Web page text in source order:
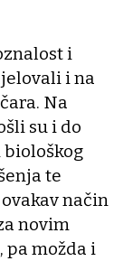
i
i na
Na
su i do
biološkog
te
način
novim
možda i